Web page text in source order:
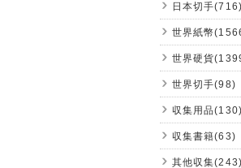
日本切手(716)
世界紙幣
世界硬貨
世界切手(98)
収集用品(130)
収集書籍(63)
其他収集(243)